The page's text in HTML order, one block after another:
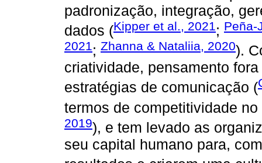
padronização, integração,
dados (Kipper et al., 2021; Peña-
2021; Zhanna & Nataliia, 2020).
criatividade, pensamento
estratégias de comunicação (
termos de competitividade
2019), e tem levado as
seu capital humano para,